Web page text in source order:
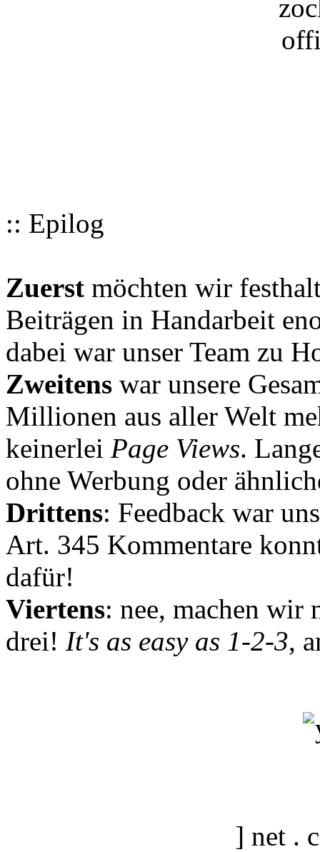
:: Epilog
Zuerst möchten wir
Beiträgen in Handarbeit
dabei war unser Team zu
Zweitens war unsere
Millionen aus aller Welt
keinerlei Page Views.
ohne Werbung oder
Drittens: Feedback war
Art. 345 Kommentare
dafür!
Viertens: nee, machen wir
drei! It's as easy as 1-2-3,
] net .